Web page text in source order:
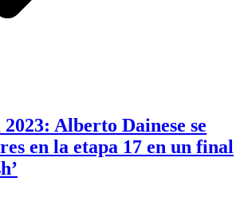
Alberto Dainese se
en la etapa 17 en un final